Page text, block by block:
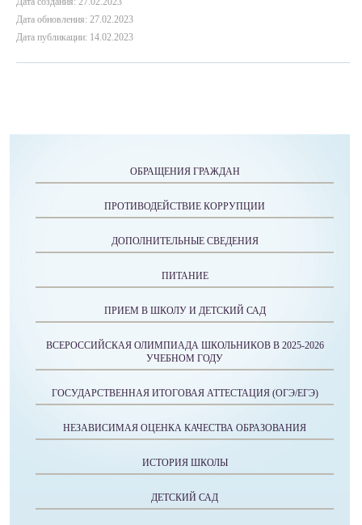
Дата обновления: 27.02.2023
Дата публикации: 14.02.2023
ОБРАЩЕНИЯ ГРАЖДАН
ПРОТИВОДЕЙСТВИЕ КОРРУПЦИИ
ДОПОЛНИТЕЛЬНЫЕ СВЕДЕНИЯ
ПИТАНИЕ
ПРИЕМ В ШКОЛУ И ДЕТСКИЙ САД
ВСЕРОССИЙСКАЯ ОЛИМПИАДА ШКОЛЬНИКОВ В 2025-2026
УЧЕБНОМ ГОДУ
ГОСУДАРСТВЕННАЯ ИТОГОВАЯ АТТЕСТАЦИЯ (ОГЭ/ЕГЭ)
НЕЗАВИСИМАЯ ОЦЕНКА КАЧЕСТВА ОБРАЗОВАНИЯ
ИСТОРИЯ ШКОЛЫ
ДЕТСКИЙ САД